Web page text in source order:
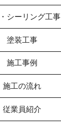
シーリング工事
塗装工事
施工事例
施工の流れ
従業員紹介